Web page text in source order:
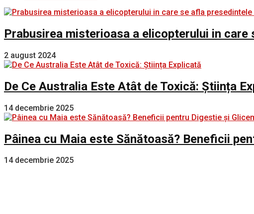
Prabusirea misterioasa a elicopterului in
2 august 2024
De Ce Australia Este Atât de Toxică: Știința
14 decembrie 2025
Pâinea cu Maia este Sănătoasă? Beneficii
14 decembrie 2025